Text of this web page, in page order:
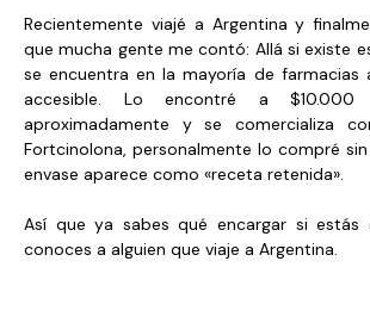
Recientemente viajé a Argentina y
que mucha gente me contó: Allá si existe
se encuentra en la mayoría de farmacias
accesible. Lo encontré a $10.000
aproximadamente y se comercializa
Fortcinolona, personalmente lo compré
envase aparece como «receta retenida».
Así que ya sabes qué encargar si
conoces a alguien que viaje a Argentina.